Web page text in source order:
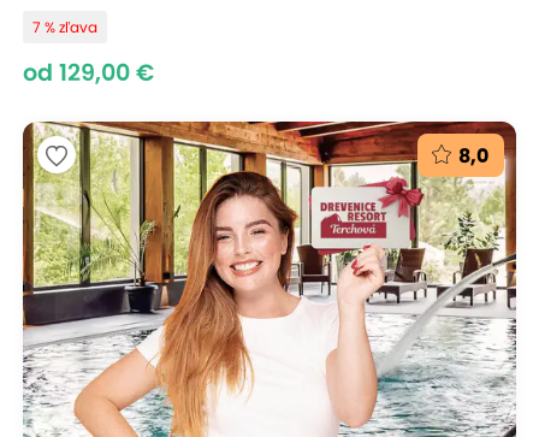
7 % zľava
od 129,00 €
8,0